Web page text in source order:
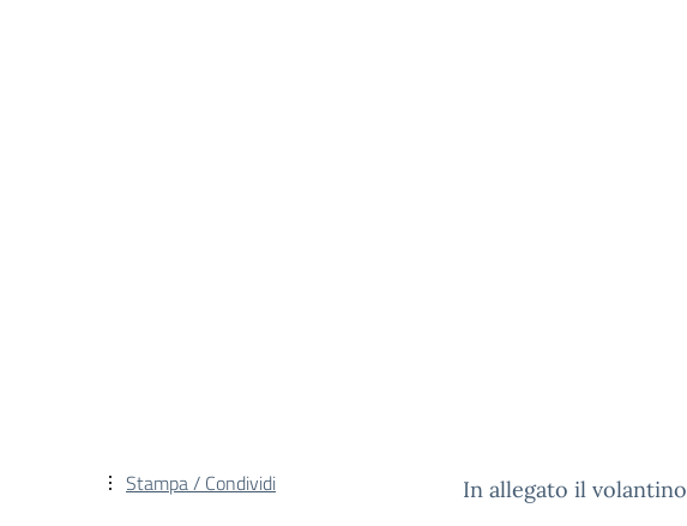
In allegato il volantino
Stampa / Condividi